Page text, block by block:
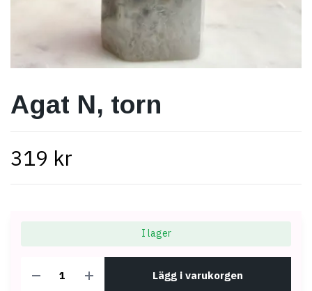
Agat N, torn
319 kr
I lager
Lägg i varukorgen